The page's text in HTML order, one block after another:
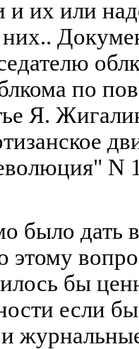
и их или
них..
по
Я.
N
было дать
бы
если